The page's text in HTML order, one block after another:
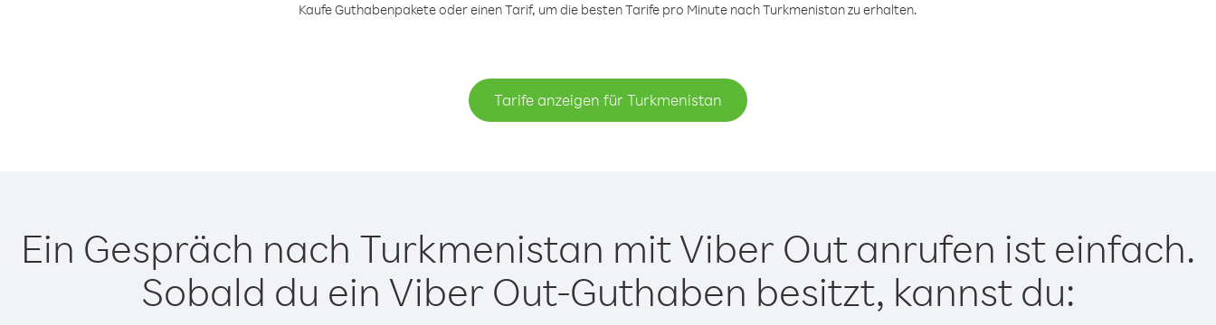
Kaufe Guthabenpakete oder einen Tarif, um die besten Tarife pro Minute nach Turkmenistan zu erhalten.
Tarife anzeigen für Turkmenistan
Ein Gespräch nach Turkmenistan mit Viber Out anrufen ist einfach.
Sobald du ein Viber Out-Guthaben besitzt, kannst du: